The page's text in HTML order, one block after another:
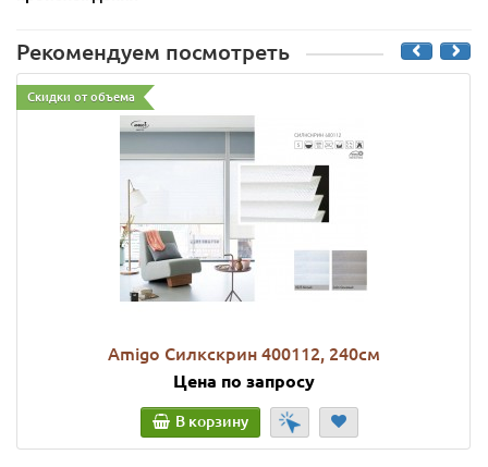
Рекомендуем посмотреть
Скидки от объема
Amigo Силкскрин 400112, 240см
Цена по запросу
В корзину